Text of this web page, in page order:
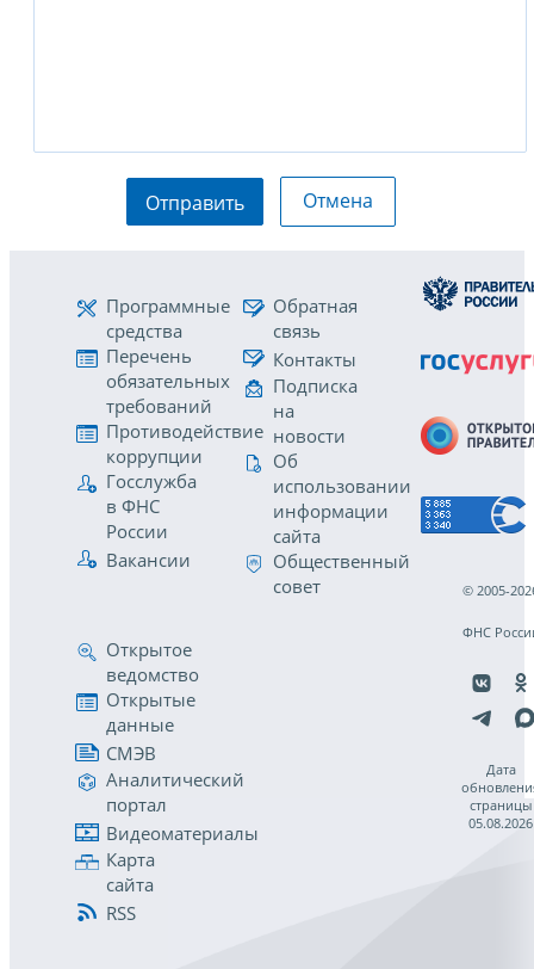
Отправить Отмена
Программные
средства
Перечень
обязательных
требований
Противодействие
коррупции
Госслужба
в ФНС
России
Вакансии
Обратная
связь
Контакты
Подписка
на
новости
Об
использовании
информации
сайта
Общественный
совет
Открытое
ведомство
Открытые
данные
СМЭВ
Аналитический
портал
Видеоматериалы
Карта
сайта
RSS
© 2005-
ФНС
Дата
страницы
05.08.2026